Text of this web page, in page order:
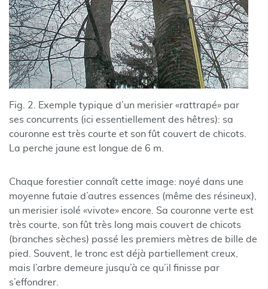
Fig. 2. Exemple typique d’un merisier «rattrapé» par
ses concurrents (ici essentiellement des hêtres): sa
couronne est très courte et son fût couvert de chicots.
La perche jaune est longue de 6 m.
Chaque forestier connaît cette image: noyé dans une
moyenne futaie d’autres essences (même des résineux),
un merisier isolé «vivote» encore. Sa couronne verte est
très courte, son fût très long mais couvert de chicots
(branches sèches) passé les premiers mètres de bille de
pied. Souvent, le tronc est déjà partiellement creux,
mais l’arbre demeure jusqu’à ce qu’il finisse par
s’effondrer.